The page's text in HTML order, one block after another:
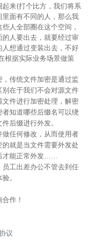
来(打个比方，我们将系
面有不同的人，那么我
人全部圈在这个空间，
人要出去，就要经过审
想通过变装出去，不好
根据实际业务场景做策
传统文件加密是通过监
在于我们不会对源文件
件进行加密处理，解密
知道哪些后缀名可以绕
后缀进行外发。
任何修改，从而使用者
就是当文件需要外发处
才能正常外发……
工出差办公不管去到任
。
作！
议